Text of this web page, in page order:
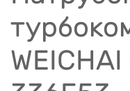
WEICHAI